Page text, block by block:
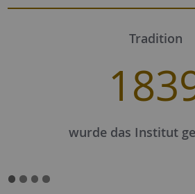
Tradition
wurde das Institut